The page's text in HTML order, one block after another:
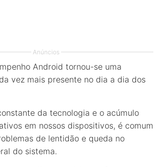
Anúncios
Android tornou-se uma
vez mais presente no dia a dia dos
da tecnologia e o acúmulo
em nossos dispositivos, é comum
de lentidão e queda no
do sistema.